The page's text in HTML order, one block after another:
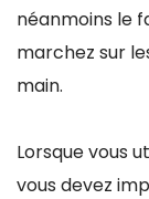
néanmoins le
marchez sur
main.
Lorsque vous
vous devez